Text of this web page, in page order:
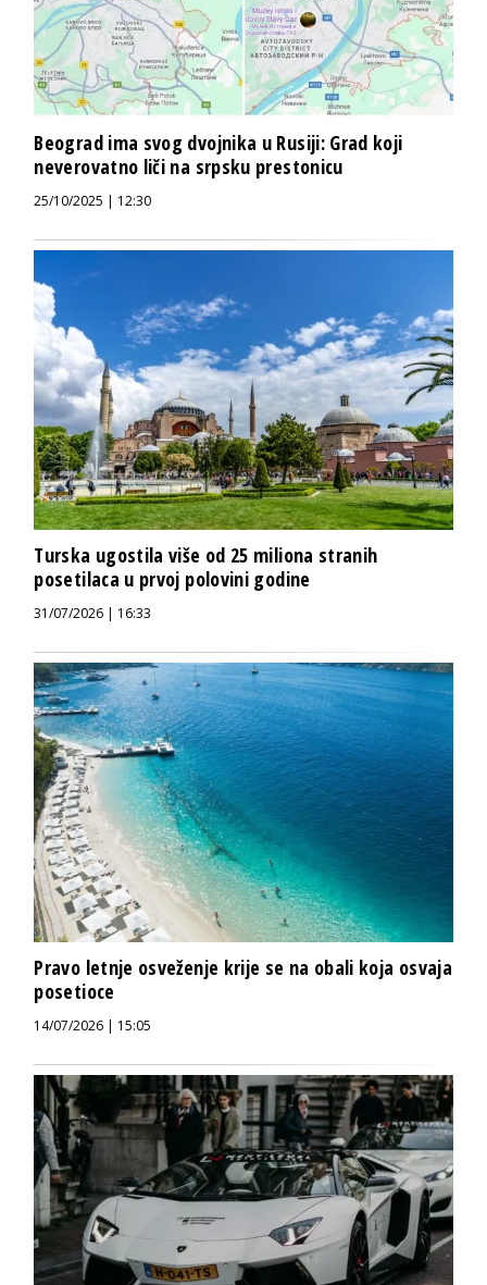
Beograd ima svog dvojnika u Rusiji: Grad koji
neverovatno liči na srpsku prestonicu
25/10/2025 | 12:30
Turska ugostila više od 25 miliona stranih
posetilaca u prvoj polovini godine
31/07/2026 | 16:33
Pravo letnje osveženje krije se na obali koja osvaja
posetioce
14/07/2026 | 15:05